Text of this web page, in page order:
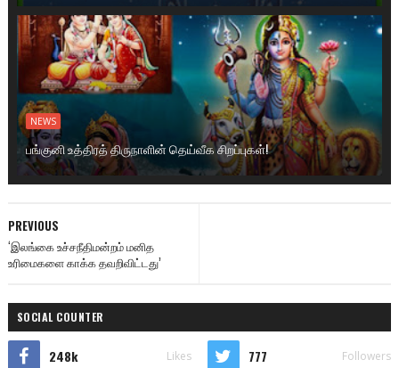
NEWS
பங்குனி உத்திரத் திருநாளின் தெய்வீக சிறப்புகள்!
PREVIOUS
‘இலங்கை உச்சநீதிமன்றம் மனித
உரிமைகளை காக்க தவறிவிட்டது’
SOCIAL COUNTER
248k Likes 777 Followers